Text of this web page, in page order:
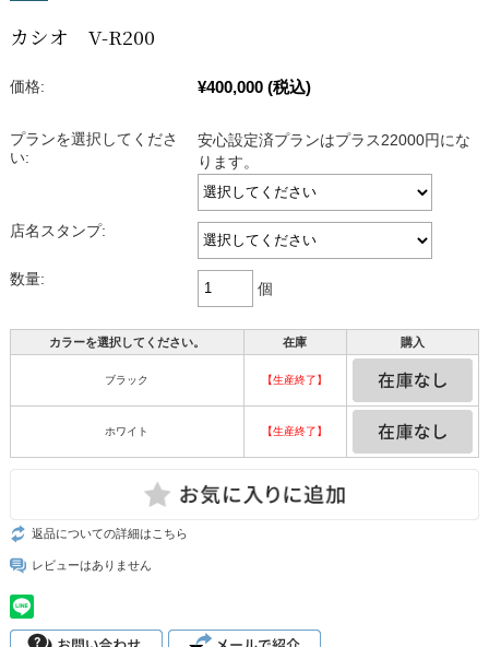
カシオ V-R200
価格: ¥400,000 (税込)
プランを選択してくださ
い:
安心設定済プランはプラス22000円にな
ります。
店名スタンプ:
数量:
個
カラーを選択してください。 在庫 購入
ブラック 【生産終了】
ホワイト 【生産終了】
返品についての詳細はこちら
レビューはありません